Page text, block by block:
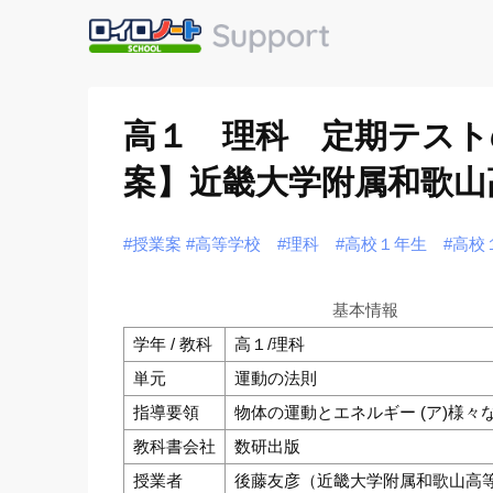
高１ 理科 定期テスト
案】近畿大学附属和歌
#授業案 #高等学校 #理科 #高校１年生 #高校
基本情報
学年 / 教科
高１/理科
単元
運動の法則
指導要領
物体の運動とエネルギー (ア)様々
教科書会社
数研出版
授業者
後藤友彦（近畿大学附属和歌山高